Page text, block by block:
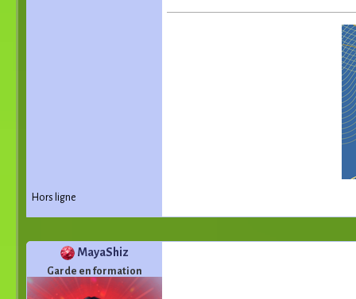
Hors ligne
MayaShiz
Garde en formation